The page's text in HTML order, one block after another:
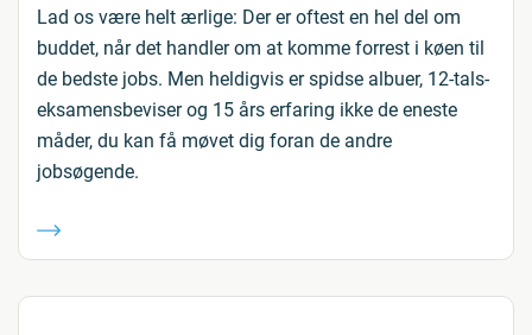
Lad os være helt ærlige: Der er oftest en hel del om
buddet, når det handler om at komme forrest i køen til
de bedste jobs. Men heldigvis er spidse albuer, 12-tals-
eksamensbeviser og 15 års erfaring ikke de eneste
måder, du kan få møvet dig foran de andre
jobsøgende.